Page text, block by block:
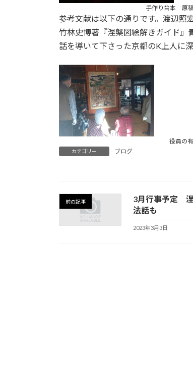
手作り台本 原
参考文献は以下の通りです。渡辺照
竹林史博著『涅槃図絵解きガイド
話を導いて下さった京都のK上人に
役員の
カテゴリー ブログ
前の記事
3月行事予定
法話も
2023年3月3日